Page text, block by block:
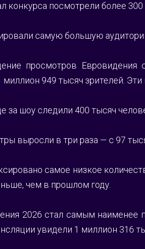
конкурса посмотрели более 300
самую большую
просмотров Евровидения
949 тысяч зрителей.
за шоу следили 400 тысяч
выросли в три раза — с 97
самое низкое
чем в прошлом году.
2026 стал самым наименее
увидели 1 миллион 316